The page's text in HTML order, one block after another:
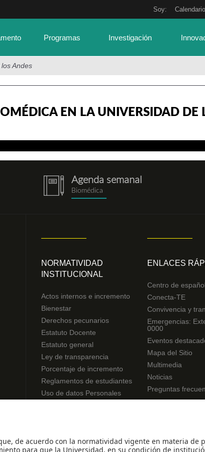
Soy: Calendario
Programas Investigación
Andes
EN LA UNIVERSIDAD DE
notebook.png
Agenda semanal
Biomédica
NORMATIVIDAD
INSTITUCIONAL
Actos internos e incremento
Bienestar
Derechos pecunarios
Estatuto Docente
Estatuto general
Ley de transparencia
Porcentaje de incremento
Reglamentos de estudiantes
Uso de datos Personales
ENLACES
Centro de español
Conecta-TE
Convivencia y
Emergencias:
0000
Eventos
Mapa del Sitio
Multimedia
Noticias
Preguntas